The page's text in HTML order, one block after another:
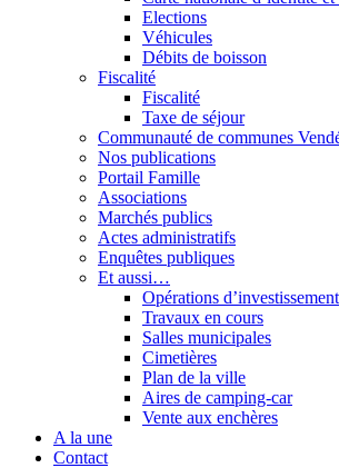
Elections
Véhicules
Débits de boisson
Fiscalité
Fiscalité
Taxe de séjour
Communauté de communes
Nos publications
Portail Famille
Associations
Marchés publics
Actes administratifs
Enquêtes publiques
Et aussi…
Opérations d’investissement
Travaux en cours
Salles municipales
Cimetières
Plan de la ville
Aires de camping-car
Vente aux enchères
A la une
Contact